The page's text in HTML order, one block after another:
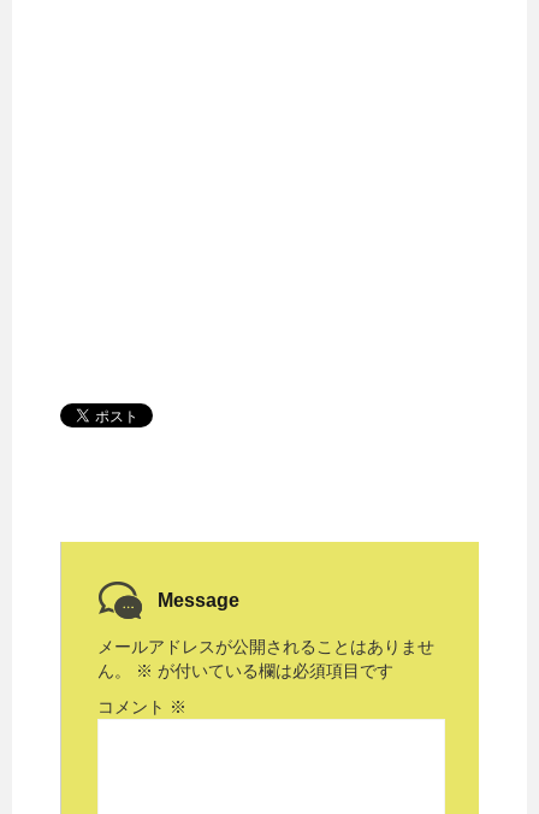
Message
メールアドレスが公開されることはありませ
ん。
※ が付いている欄は必須項目です
コメント ※